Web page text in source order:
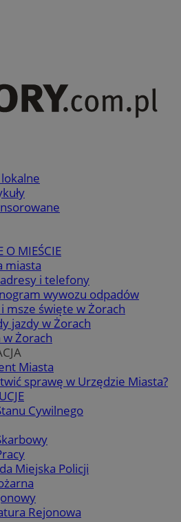
O MIEŚCIE
miasta
i telefony
wywozu odpadów
msze święte w Żorach
jazdy w Żorach
w Żorach
Miasta
sprawę w Urzędzie Miasta?
Cywilnego
Miejska Policji
Rejonowa